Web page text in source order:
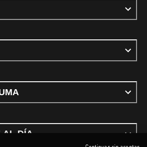
AL DÍA